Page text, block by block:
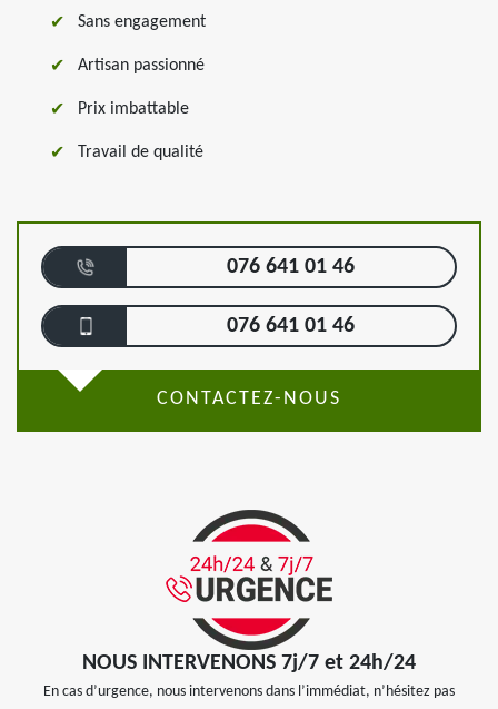
Sans engagement
Artisan passionné
Prix imbattable
Travail de qualité
076 641 01 46
076 641 01 46
CONTACTEZ-NOUS
NOUS INTERVENONS 7j/7 et 24h/24
En cas d’urgence, nous intervenons dans l’immédiat, n’hésitez pas